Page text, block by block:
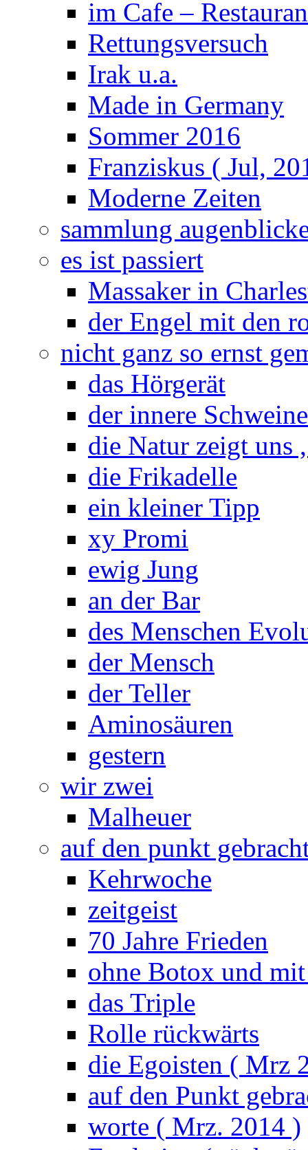
im Cafe –
Rettungsversuch
Irak u.a.
Made in Germany
Sommer 2016
Franziskus ( Jul,
Moderne Zeiten
sammlung
es ist passiert
Massaker in
der Engel mit den
nicht ganz so ernst
das Hörgerät
der innere
die Natur zeigt uns
die Frikadelle
ein kleiner Tipp
xy Promi
ewig Jung
an der Bar
des Menschen
der Mensch
der Teller
Aminosäuren
gestern
wir zwei
Malheuer
auf den punkt
Kehrwoche
zeitgeist
70 Jahre Frieden
ohne Botox und
das Triple
Rolle rückwärts
die Egoisten ( Mrz
auf den Punkt
worte ( Mrz. 2014 )